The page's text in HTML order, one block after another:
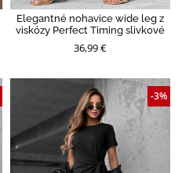
Elegantné nohavice wide leg z
viskózy Perfect Timing slivkové
36,99 €
-3%